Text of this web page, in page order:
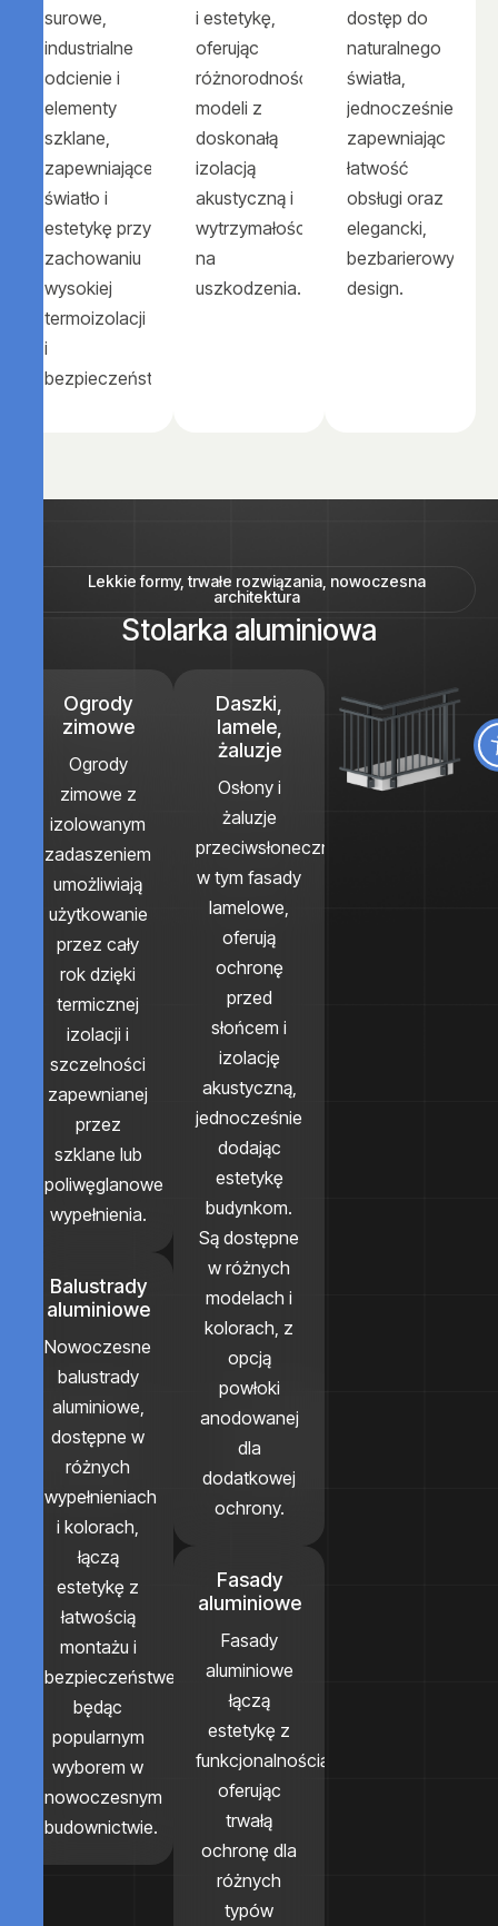
surowe,
industrialne
odcienie i
elementy
szklane,
zapewniające
światło i
estetykę przy
zachowaniu
wysokiej
termoizolacji
i
bezpieczeństwa.
i estetykę,
oferując
różnorodność
modeli z
doskonałą
izolacją
akustyczną i
wytrzymałością
na
uszkodzenia.
dostęp do
naturalnego
światła,
jednocześnie
zapewniając
łatwość
obsługi oraz
elegancki,
bezbarierowy
design.
Lekkie formy, trwałe rozwiązania, nowoczesna
architektura
Stolarka aluminiowa
Ogrody
zimowe
Ogrody
zimowe z
izolowanym
zadaszeniem
umożliwiają
użytkowanie
przez cały
rok dzięki
termicznej
izolacji i
szczelności
zapewnianej
przez
szklane lub
poliwęglanowe
wypełnienia.
Balustrady
aluminiowe
Nowoczesne
balustrady
aluminiowe,
dostępne w
różnych
wypełnieniach
i kolorach,
łączą
estetykę z
łatwością
montażu i
bezpieczeństwem,
będąc
popularnym
wyborem w
nowoczesnym
budownictwie.
Daszki,
lamele,
żaluzje
Osłony i
żaluzje
przeciwsłoneczne,
w tym fasady
lamelowe,
oferują
ochronę
przed
słońcem i
izolację
akustyczną,
jednocześnie
dodając
estetykę
budynkom.
Są dostępne
w różnych
modelach i
kolorach, z
opcją
powłoki
anodowanej
dla
dodatkowej
ochrony.
Fasady
aluminiowe
Fasady
aluminiowe
łączą
estetykę z
funkcjonalnością,
oferując
trwałą
ochronę dla
różnych
typów